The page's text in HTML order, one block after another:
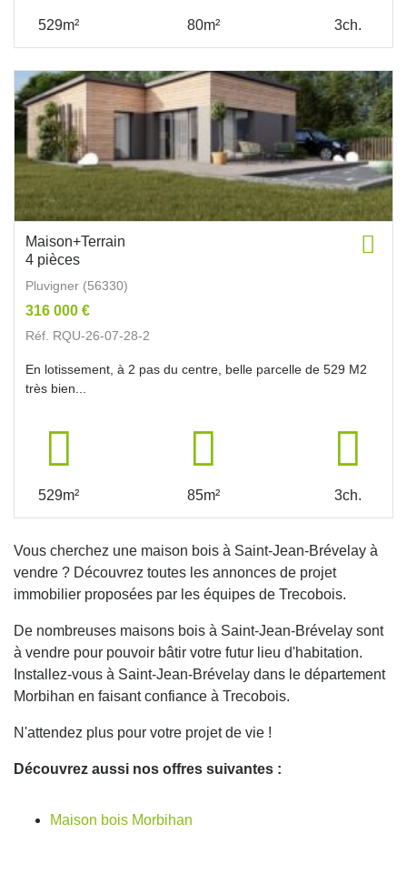
529m² 80m² 3ch.
Maison+Terrain
4 pièces
Pluvigner (56330)
316 000 €
Réf. RQU-26-07-28-2
En lotissement, à 2 pas du centre, belle parcelle de 529 M2
très bien...
529m² 85m² 3ch.
Vous cherchez une maison bois à Saint-Jean-Brévelay à
vendre ? Découvrez toutes les annonces de projet
immobilier proposées par les équipes de Trecobois.
De nombreuses maisons bois à Saint-Jean-Brévelay sont
à vendre pour pouvoir bâtir votre futur lieu d'habitation.
Installez-vous à Saint-Jean-Brévelay dans le département
Morbihan en faisant confiance à Trecobois.
N'attendez plus pour votre projet de vie !
Découvrez aussi nos offres suivantes :
Maison bois Morbihan